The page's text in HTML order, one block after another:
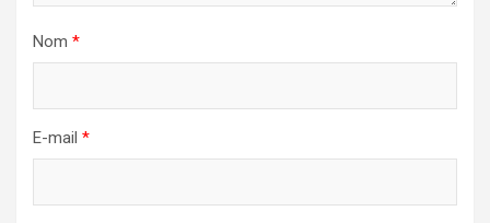
Nom *
E-mail *